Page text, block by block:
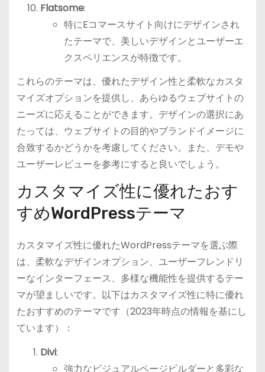
Flatsome:
特にEコマースサイト向けにデザインされ
たテーマで、美しいデザインとユーザーエ
クスペリエンスが特徴です。
これらのテーマは、優れたデザイン性と柔軟なカスタ
マイズオプションを提供し、あらゆるウェブサイトの
ニーズに応えることができます。デザインの選択にあ
たっては、ウェブサイトの目的やブランドイメージに
合致するかどうかを考慮してください。また、デモや
ユーザーレビューを参考にすると良いでしょう。
カスタマイズ性に優れたおす
すめWordPressテーマ
カスタマイズ性に優れたWordPressテーマを選ぶ際
は、柔軟なデザインオプション、ユーザーフレンドリ
ーなインターフェース、多様な機能性を提供するテー
マが望ましいです。以下はカスタマイズ性に特に優れ
たおすすめのテーマです（2023年時点の情報を基にし
ています）：
Divi:
強力なビジュアルページビルダーと多彩な